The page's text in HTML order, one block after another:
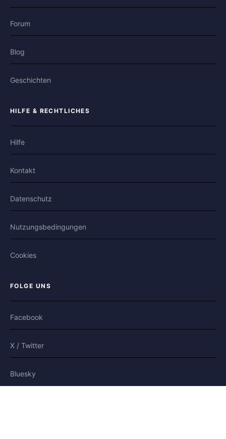
Forum
Blog
Geschichten
HILFE & RECHTLICHES
Hilfe
Kontakt
Datenschutz
Nutzungsbedingungen
Cookies
FOLGE UNS
Facebook
X / Twitter
Bluesky